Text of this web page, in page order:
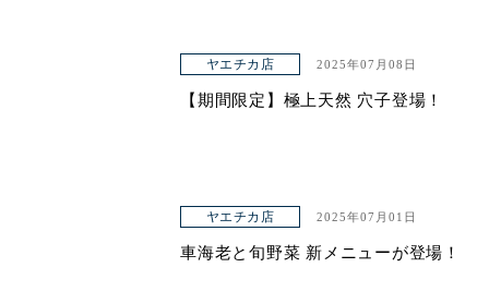
ヤエチカ店 2025年07月08日
【期間限定】極上天然 穴子登場！
ヤエチカ店 2025年07月01日
車海老と旬野菜 新メニューが登場！